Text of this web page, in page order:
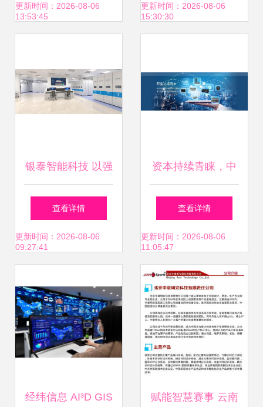
服务系统设计与实
更新时间：2026-08-06
13:53:45
智慧物流的系统集
更新时间：2026-08-06
15:30:30
银泰智能科技 以强
劲科技实力守护档
案安全新防线
查看详情
更新时间：2026-08-06
09:27:41
资本持续青睐，中
控信息凭借信息系
统集成服务拿下数
亿元战略投资
查看详情
更新时间：2026-08-06
11:05:47
经纬信息 AI³D GIS 赋能智慧赛事 云南